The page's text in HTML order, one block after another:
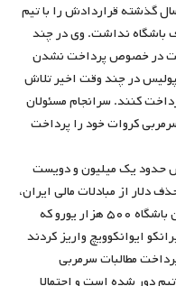
گذشته قراردادش را با تیم
باشگاه نداشت. وی در چند
در خصوص پرداخت نشدن
در چند وقت اخیر تلاش
کنند. سرانجام مسئولان
کروات خود را پرداخت
حدود یک میلیون و دویست
دلار از مبادلات مالی ایران،
برای سرمربی خود یورو تهیه کردند. مسئولان باشگاه ۵۰۰ هزار یورو که
برانکو ایوانکوویچ واریز کردند
مطالبات سرمربی